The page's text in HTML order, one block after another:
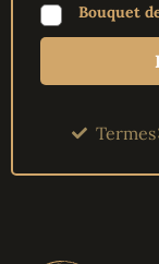
Bouquet
Termes